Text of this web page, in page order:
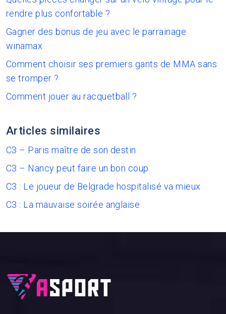
rendre plus confortable ?
Gagner des bonus de jeu avec le parrainage
winamax
Comment choisir ses premiers gants de MMA sans
se tromper ?
Comment jouer au racquetball ?
Articles similaires
C3 – Paris maître de son destin
C3 – Nancy peut faire un bon coup
C3 : Le joueur de Belgrade hospitalisé va mieux
C3 : La mauvaise soirée anglaise